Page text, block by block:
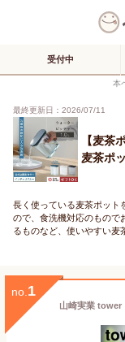
受付中
本
最終更新日：2026/07/11
【麦茶
麦茶ポ
長く使っている麦茶ポット
ので、食洗機対応のもので
るものなど、使いやすい麦
no. 1